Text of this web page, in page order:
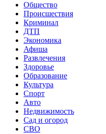
Общество
Происшествия
Криминал
ДТП
Экономика
Афиша
Развлечения
Здоровье
Образование
Культура
Спорт
Авто
Недвижимость
Сад и огород
СВО